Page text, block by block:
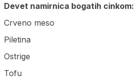
Devet namirnica bogatih cinkom:
Crveno meso
Piletina
Ostrige
Tofu